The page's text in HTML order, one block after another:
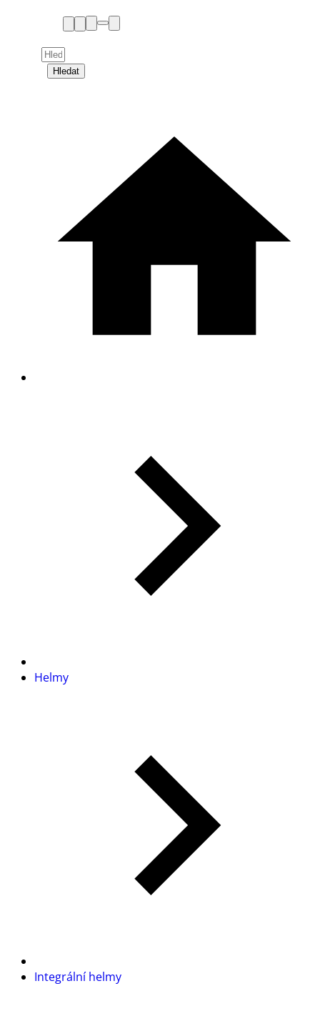
Hledat
Helmy
Integrální helmy